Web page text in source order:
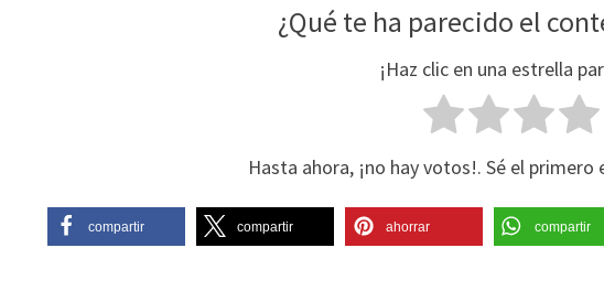
¿Qué te ha parecido el
¡Haz clic en una estrella
Hasta ahora, ¡no hay votos!. Sé el
compartir compartir ahorrar compartir